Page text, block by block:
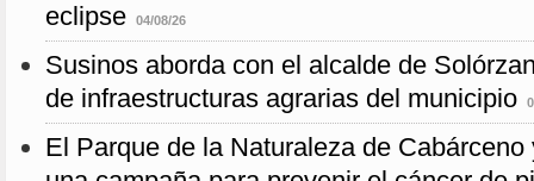
eclipse
04/08/26
Susinos aborda con el alcalde de
de infraestructuras agrarias del municipio
El Parque de la Naturaleza de